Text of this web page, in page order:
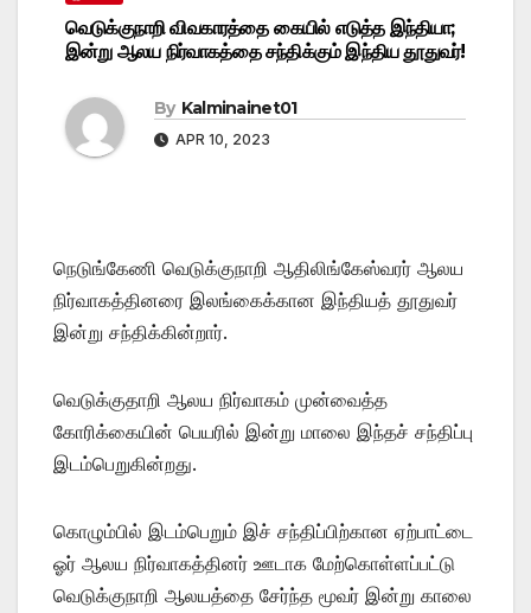
வெடுக்குநாறி விவகாரத்தை கையில் எடுத்த இந்தியா;
இன்று ஆலய நிர்வாகத்தை சந்திக்கும் இந்திய தூதுவர்!
By Kalminainet01
APR 10, 2023
நெடுங்கேணி வெடுக்குநாறி ஆதிலிங்கேஸ்வரர் ஆலய
நிர்வாகத்தினரை இலங்கைக்கான இந்தியத் தூதுவர்
இன்று சந்திக்கின்றார்.
வெடுக்குதாறி ஆலய நிர்வாகம் முன்வைத்த
கோரிக்கையின் பெயரில் இன்று மாலை இந்தச் சந்திப்பு
இடம்பெறுகின்றது.
கொழும்பில் இடம்பெறும் இச் சந்திப்பிற்கான ஏற்பாட்டை
ஓர் ஆலய நிர்வாகத்தினர் ஊடாக மேற்கொள்ளப்பட்டு
வெடுக்குநாறி ஆலயத்தை சேர்ந்த மூவர் இன்று காலை